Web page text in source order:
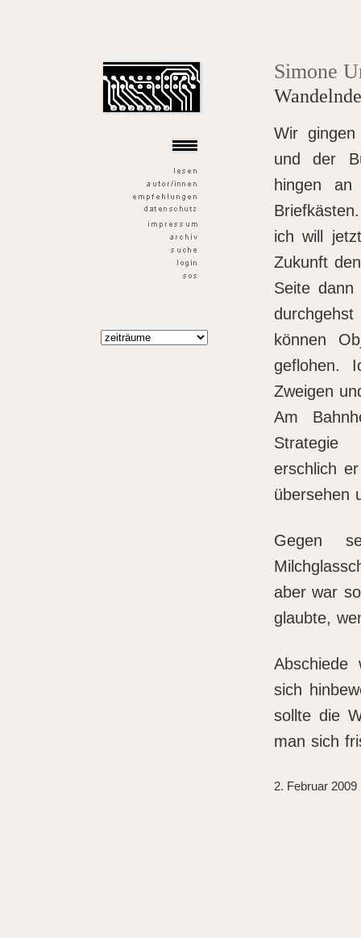
Simone
Wir
und der
hingen
ich will
Zukunft
Seite
können
geflohen.
Zweigen
Am
Strategie
erschlich
übersehen
Gegen
aber war
glaubte,
sich
sollte die
man sich
2. Februar 2009